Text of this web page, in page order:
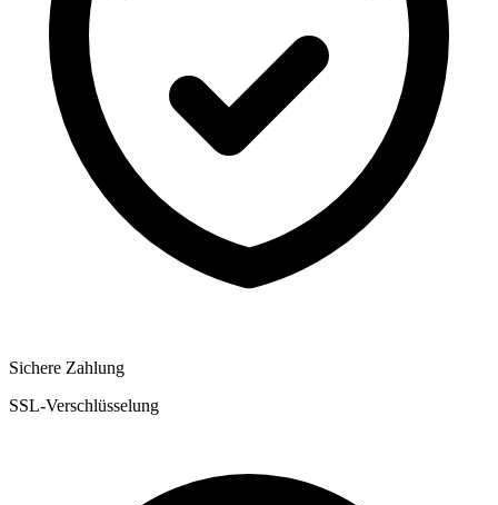
Sichere Zahlung
SSL-Verschlüsselung